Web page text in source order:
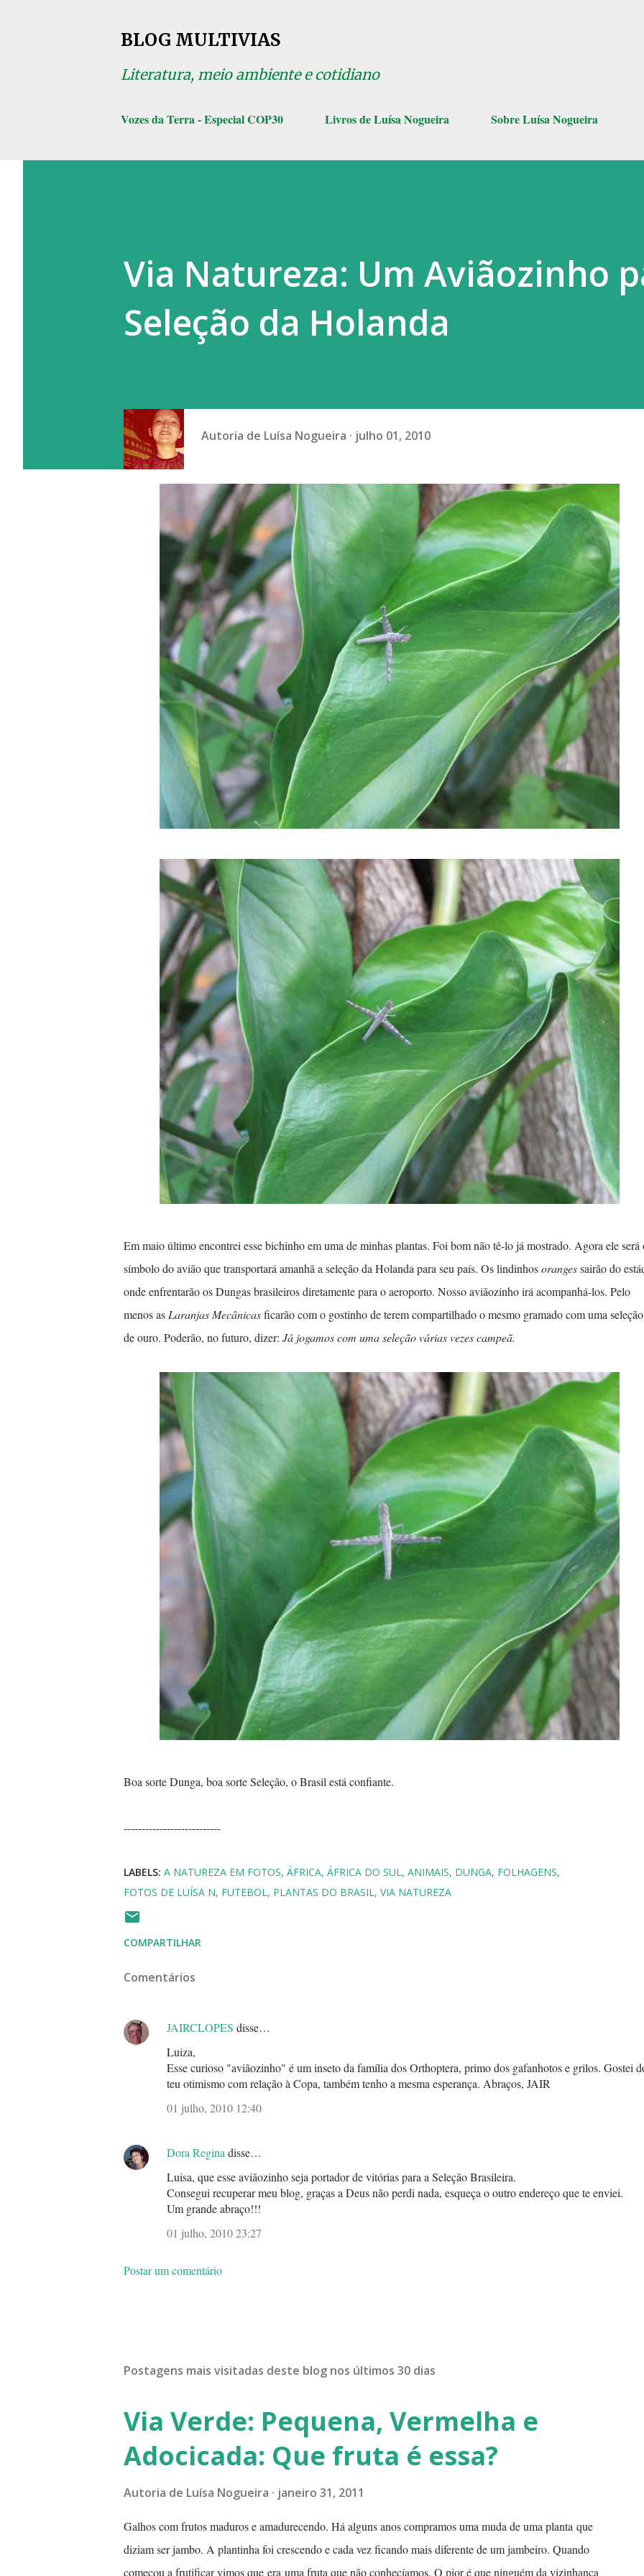
BLOG MULTIVIAS
Literatura, meio ambiente e cotidiano
Vozes da Terra - Especial COP30 Livros de Luísa Nogueira Sobre Luísa Nogueira
Via Natureza: Um Aviãozinho
Seleção da Holanda
Autoria de Luísa Nogueira julho 01, 2010
Em maio último encontrei esse bichinho em uma de minhas plantas. Foi bom não tê-lo já mostrado. Agora ele será
símbolo do avião que transportará amanhã a seleção da Holanda para seu país. Os lindinhosorangessairão do
onde enfrentarão os Dungas brasileiros diretamente para o aeroporto. Nosso aviãozinho irá acompanhá-los. Pelo
menos asLaranjas Mecânicasficarão com o gostinho de terem compartilhado o mesmo gramado com uma seleção
de ouro. Poderão, no futuro, dizer: Já jogamos com uma seleção várias vezes campeã.
Boa sorte Dunga, boa sorte Seleção, o Brasil está confiante.
---------------------------
LABELS: A NATUREZA EM FOTOS ÁFRICA ÁFRICA DO SUL ANIMAIS DUNGA FOLHAGENS
FOTOS DE LUÍSA N FUTEBOL PLANTAS DO BRASIL VIA NATUREZA
COMPARTILHAR
Comentários
JAIRCLOPES disse…
Luiza,
Esse curioso "aviãozinho" é um inseto da família dos Orthoptera, primo dos gafanhotos e grilos. Gostei
teu otimismo com relação à Copa, também tenho a mesma esperança. Abraços, JAIR
01 julho, 2010 12:40
Dora Reginadisse…
Luisa, que esse aviãozinho seja portador de vitórias para a Seleção Brasileira.
Consegui recuperar meu blog, graças a Deus não perdi nada, esqueça o outro endereço que te enviei.
Um grande abraço!!!
01 julho, 2010 23:27
Postar um comentário
Postagens mais visitadas deste blog nos últimos 30 dias
Via Verde: Pequena, Vermelha e
Adocicada: Que fruta é essa?
Autoria de Luísa Nogueira janeiro 31, 2011
Galhos com frutos maduros e amadurecendo. Há alguns anos compramos uma muda de uma planta que
diziam ser jambo. A plantinha foi crescendo e cada vez ficando mais diferente de um jambeiro. Quando
começou a frutificar vimos que era uma fruta que não conhecíamos. O pior é que ninguém da vizinhança